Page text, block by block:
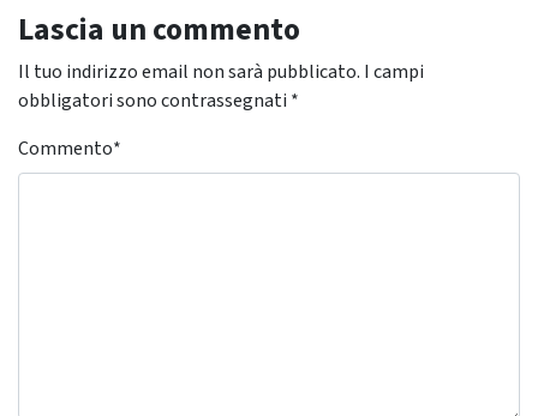
Lascia un commento
Il tuo indirizzo email non sarà pubblicato. I campi
obbligatori sono contrassegnati *
Commento*